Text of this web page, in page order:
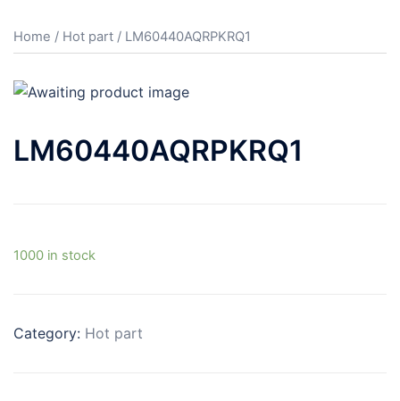
Home / Hot part / LM60440AQRPKRQ1
LM60440AQRPKRQ1
1000 in stock
Category: Hot part